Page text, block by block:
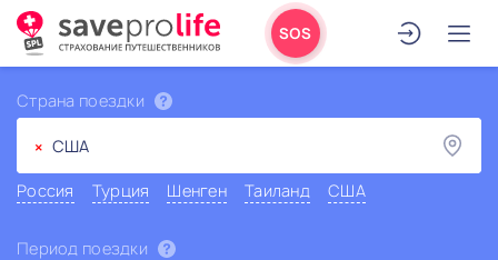
SOS
Страна поездки
× США
Россия Турция Шенген Таиланд США
Период поездки